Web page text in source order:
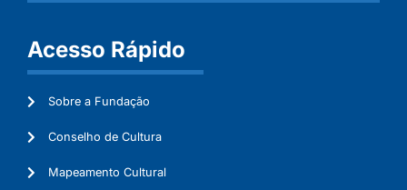
Acesso Rápido
Sobre a Fundação
Conselho de Cultura
Mapeamento Cultural